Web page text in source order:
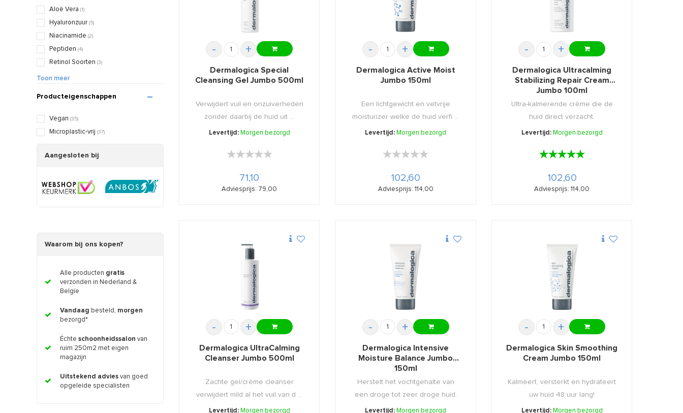
Wallen/donkere kringen
Aloë Vera (1)
Hyaluronzuur (5)
Niacinamide (2)
Peptiden (4)
Retinol Soorten (3)
Siliconen
Vitamine C
Vitamine E
Zuren (AHA, BHA, PHA)
Toon meer
Producteigenschappen
Vegan (35)
Microplastic-vrij (37)
Aangesloten bij
Waarom bij ons kopen?
Alle producten gratis
verzonden in Nederland &
Belgïe
Vandaag besteld, morgen
bezorgd*
Échte schoonheidssalon van
ruim 250m2 met eigen
magazijn
Uitstekend advies van goed
opgeleide specialisten
- +
Dermalogica Special
Cleansing Gel Jumbo 500ml
Verwijdert vuil en onzuiverheden
zonder daarbij de huid uit ...
Levertijd: Morgen bezorgd
★★★★★
★★★★★
71,10
Adviesprijs: 79,00
- +
Dermalogica Active Moist
Jumbo 150ml
Een lichtgewicht en vetvrije
moisturizer welke de huid verfi ...
Levertijd: Morgen bezorgd
★★★★★
★★★★★
102,60
Adviesprijs: 114,00
- +
Dermalogica Ultracalming
Stabilizing Repair Cream
Jumbo 100ml
Ultra-kalmerende crème die de
huid direct verzacht.
Levertijd: Morgen bezorgd
★★★★★
★★★★★
102,60
Adviesprijs: 114,00
- +
Dermalogica UltraCalming
Cleanser Jumbo 500ml
Zachte gel/crème cleanser
verwijdert mild al het vuil van d ...
Levertijd: Morgen bezorgd
- +
Dermalogica Intensive
Moisture Balance Jumbo
150ml
Herstelt het vochtgehalte van
een droge tot zeer droge huid.
Levertijd: Morgen bezorgd
- +
Dermalogica Skin Smoothing
Cream Jumbo 150ml
Kalmeert, versterkt en hydrateert
uw huid 48 uur lang!
Levertijd: Morgen bezorgd